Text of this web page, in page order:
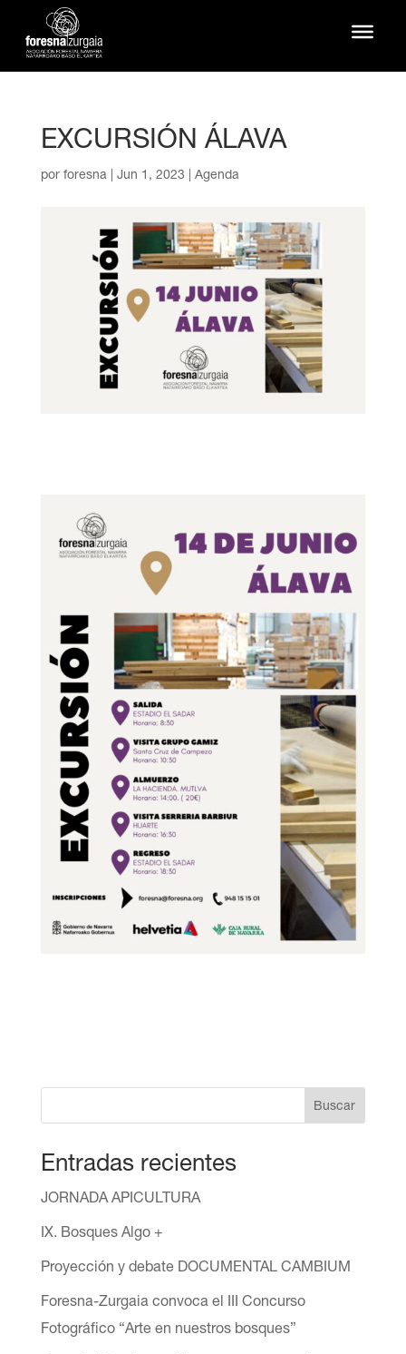
EXCURSIÓN ÁLAVA
por foresna Jun 1, 2023 Agenda
Buscar
Entradas recientes
JORNADA APICULTURA
IX. Bosques Algo +
Proyección y debate DOCUMENTAL CAMBIUM
Foresna-Zurgaia convoca el III Concurso
Fotográfico “Arte en nuestros bosques”